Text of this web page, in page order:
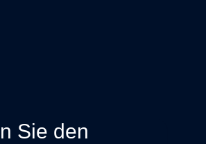
Sie den